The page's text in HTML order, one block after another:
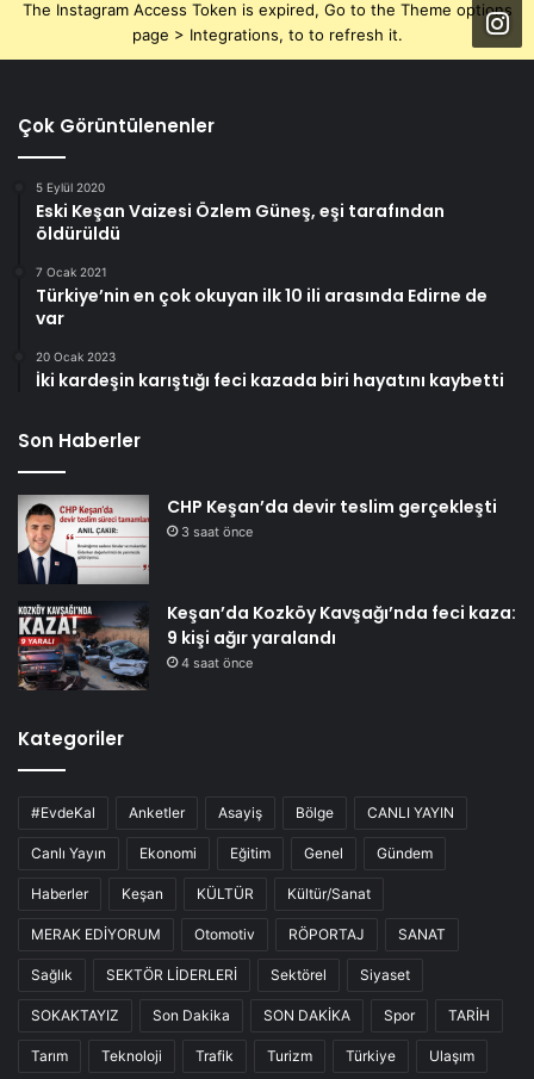
The Instagram Access Token is expired, Go to the Theme options
page > Integrations, to to refresh it.
Çok Görüntülenenler
5 Eylül 2020
Eski Keşan Vaizesi Özlem Güneş, eşi tarafından
öldürüldü
7 Ocak 2021
Türkiye’nin en çok okuyan ilk 10 ili arasında Edirne de
var
20 Ocak 2023
İki kardeşin karıştığı feci kazada biri hayatını kaybetti
Son Haberler
CHP Keşan’da devir teslim gerçekleşti
3 saat önce
Keşan’da Kozköy Kavşağı’nda feci kaza:
9 kişi ağır yaralandı
4 saat önce
Kategoriler
#EvdeKal Anketler Asayiş Bölge CANLI YAYIN
Canlı Yayın Ekonomi Eğitim Genel Gündem
Haberler Keşan KÜLTÜR Kültür/Sanat
MERAK EDİYORUM Otomotiv RÖPORTAJ SANAT
Sağlık SEKTÖR LİDERLERİ Sektörel Siyaset
SOKAKTAYIZ Son Dakika SON DAKİKA Spor TARİH
Tarım Teknoloji Trafik Turizm Türkiye Ulaşım